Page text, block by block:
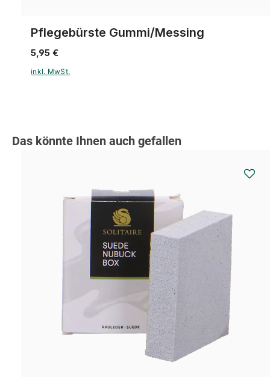
Pflegebürste Gummi/Messing
5,95 €
inkl. MwSt.
Produktgalerie überspringen
Das könnte Ihnen auch gefallen